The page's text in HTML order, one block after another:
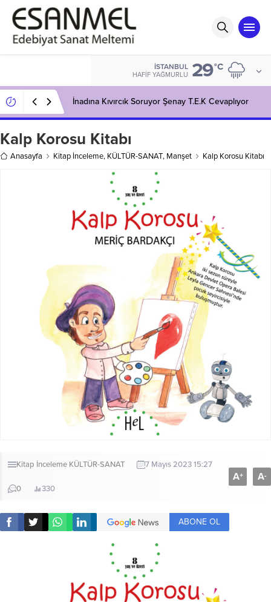
İSTANBUL
HAFIF YAĞMURLU 29°C
İnadına Kıvırcık Soruyor Şenay T.E.K Cevaplıyor
Kalp Korosu Kitabı
Anasayfa Kitap İnceleme, KÜLTÜR-SANAT, Manşet Kalp Korosu Kitabı
Kitap İnceleme KÜLTÜR-SANAT 7 Mayıs 2023 15:27
0 330
A+ A-
ABONE OL